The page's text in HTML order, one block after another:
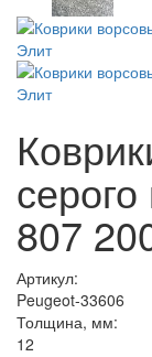
807
Артикул:
Peugeot-33606
Толщина, мм:
12